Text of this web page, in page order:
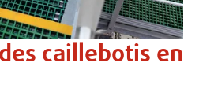
caillebotis en